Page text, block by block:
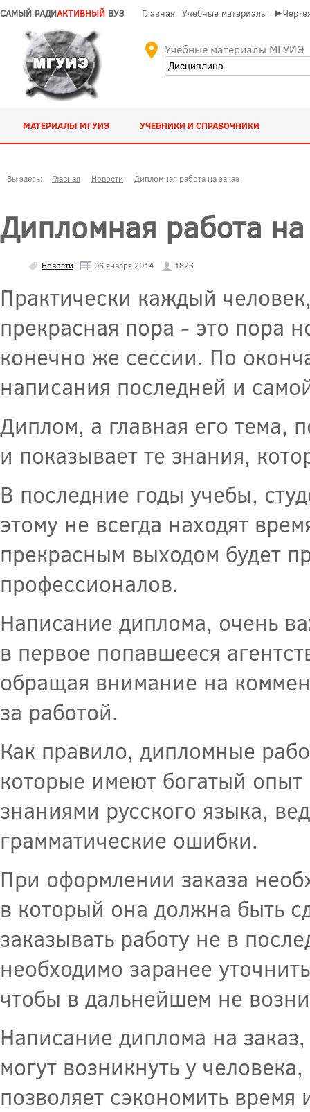
САМЫЙ РАДИАКТИВНЫЙ ВУЗ Главная Учебные материалы
Учебные материалы МГУИЭ
МАТЕРИАЛЫ МГУИЭ УЧЕБНИКИ И СПРАВОЧНИКИ
Вы здесь: Главная Новости Дипломная работа на заказ
Дипломная работа на
Новости 06 января 2014 1823
Практически каждый
прекрасная пора - это пора
конечно же сессии. По
написания последней и
Диплом, а главная его тема,
и показывает те знания,
В последние годы учебы,
этому не всегда находят
прекрасным выходом будет
профессионалов.
Написание диплома, очень
в первое попавшееся
обращая внимание на
за работой.
Как правило, дипломные
которые имеют богатый
знаниями русского языка,
грамматические ошибки.
При оформлении заказа
в который она должна быть
заказывать работу не в
необходимо заранее
чтобы в дальнейшем не
Написание диплома на
могут возникнуть у
позволяет сэкономить время